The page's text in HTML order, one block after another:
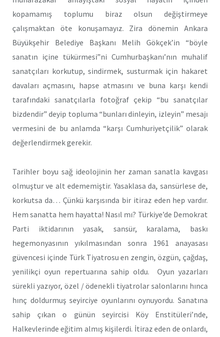
kopamamış toplumu biraz olsun değiştirmeye
çalışmaktan öte konuşamayız. Zira dönemin Ankara
Büyükşehir Belediye Başkanı Melih Gökçek’in “böyle
sanatın içine tükürmesi”ni Cumhurbaşkanı’nın muhalif
sanatçıları korkutup, sindirmek, susturmak için hakaret
davaları açmasını, hapse atmasını ve buna karşı kendi
tarafındaki sanatçılarla fotoğraf çekip “bu sanatçılar
bizdendir” deyip topluma “bunları dinleyin, izleyin” mesajı
vermesini de bu anlamda “karşı Cumhuriyetçilik” olarak
değerlendirmek gerekir.
Tarihler boyu sağ ideolojinin her zaman sanatla kavgası
olmuştur ve alt edememiştir. Yasaklasa da, sansürlese de,
korkutsa da… Çünkü karşısında bir itiraz eden hep vardır.
Hem sanatta hem hayatta! Nasıl mı? Türkiye’de Demokrat
Parti iktidarının yasak, sansür, karalama, baskı
hegemonyasının yıkılmasından sonra 1961 anayasası
güvencesi içinde Türk Tiyatrosu en zengin, özgün, çağdaş,
yenilikçi oyun repertuarına sahip oldu. Oyun yazarları
sürekli yazıyor, özel / ödenekli tiyatrolar salonlarını hınca
hınç doldurmuş seyirciye oyunlarını oynuyordu. Sanatına
sahip çıkan o günün seyircisi Köy Enstitüleri’nde,
Halkevlerinde eğitim almış kişilerdi. İtiraz eden de onlardı,